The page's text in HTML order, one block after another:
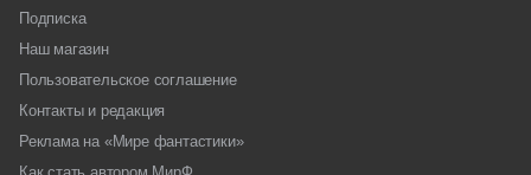
Подписка
Наш магазин
Пользовательское соглашение
Контакты и редакция
Реклама на «Мире фантастики»